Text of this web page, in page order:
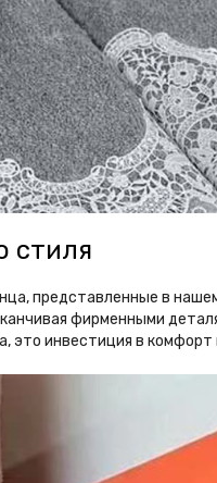
стиля
представленные в
фирменными
это инвестиция в комфорт